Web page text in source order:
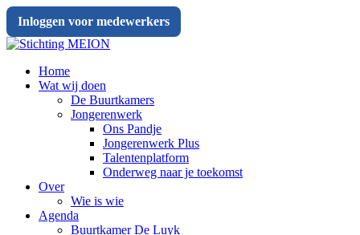
Inloggen voor medewerkers
Home
Wat wij doen
De Buurtkamers
Jongerenwerk
Ons Pandje
Jongerenwerk Plus
Talentenplatform
Onderweg naar je toekomst
Over
Wie is wie
Agenda
Buurtkamer De Luyk